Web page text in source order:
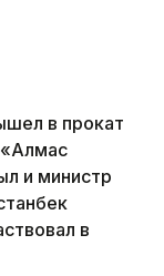
в прокат
«Алмас
и министр
в